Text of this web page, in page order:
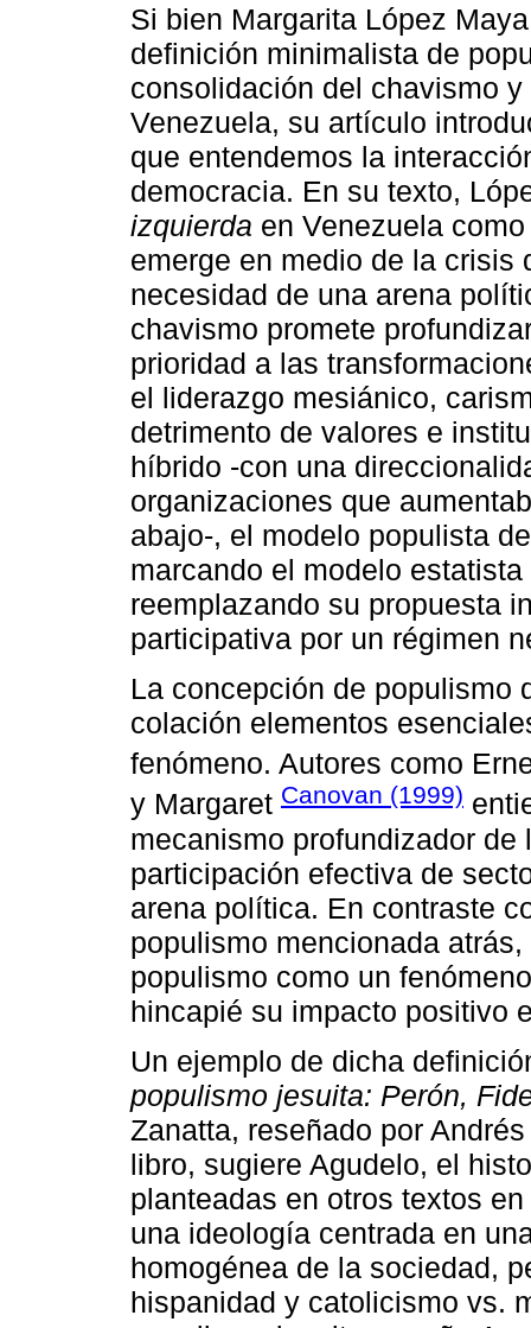
Si bien Margarita López
definición minimalista de
consolidación del chavismo
Venezuela, su artículo
que entendemos la
democracia. En su texto,
izquierda en Venezuela
emerge en medio de la crisis
necesidad de una arena
chavismo promete
prioridad a las
el liderazgo mesiánico,
detrimento de valores e
híbrido -con una
organizaciones que
abajo-, el modelo populista
marcando el modelo
reemplazando su propuesta
participativa por un régimen
La concepción de populismo
colación elementos
fenómeno. Autores como
y Margaret Canovan (1999)
mecanismo profundizador
participación efectiva de
arena política. En contraste
populismo mencionada
populismo como un
hincapié su impacto positivo
Un ejemplo de dicha
populismo jesuita: Perón,
Zanatta, reseñado por
libro, sugiere Agudelo, el
planteadas en otros textos
una ideología centrada en
homogénea de la sociedad,
hispanidad y catolicismo vs.